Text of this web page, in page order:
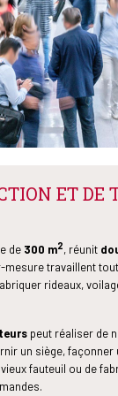
ET DE
de 300 m2, réunit
mesure travaillent
rideaux,
peut réaliser de
un siège, façonner
fauteuil ou de